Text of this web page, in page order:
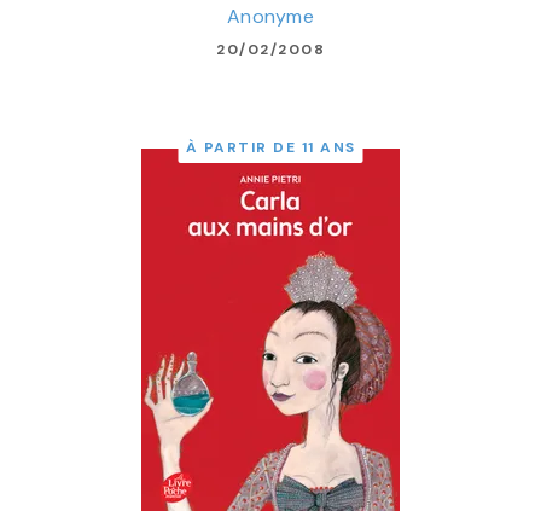
Anonyme
20/02/2008
À PARTIR DE 11 ANS